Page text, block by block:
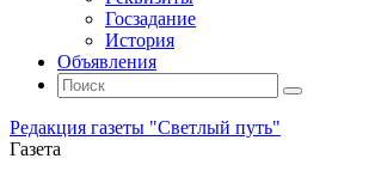
Госзадание
История
Объявления
Поиск
Искать:
Поиск
Редакция газеты "Светлый путь"
Газета